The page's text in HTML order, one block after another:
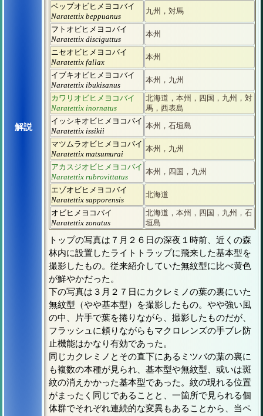
解説
ベップオビヒメヨコバイ
Naratettix beppuanus
九州，対馬
フトオビヒメヨコバイ
Naratettix disciguttus
本州
ニセオビヒメヨコバイ
Naratettix fallax
本州
イブキオビヒメヨコバイ
Naratettix ibukisanus
本州，九州
カワリオビヒメヨコバイ
Naratettix inornatus
北海道，本州，四国，九州，対
馬，西表島
イッシキオビヒメヨコバイ
Naratettix issikii
本州，石垣島
マツムラオビヒメヨコバイ
Naratettix matsumurai
本州，九州
アカスジオビヒメヨコバイ
Naratettix rubrovittatus
本州，四国，九州
エゾオビヒメヨコバイ
Naratettix sapporensis
北海道
オビヒメヨコバイ
Naratettix zonatus
北海道，本州，四国，九州，石
垣島
トップの写真は７月２６日の深夜１時前、近くの森
林内に設置したライトトラップに飛来した基本型を
撮影したもの。従来紹介していた無紋型に比べ黄色
が鮮やかだった。
下の写真は３月２７日にカクレミノの葉の裏にいた
無紋型（やや基本型）を撮影したもの。やや強い風
の中、片手で葉を捲りながら、撮影したものだが、
フラッシュに頼りながらもマクロレンズの手ブレ防
止機能はかなり有効であった。
同じカクレミノとその直下にあるミツバの葉の裏に
も複数の本種が見られ、基本型や無紋型、或いは斑
紋の消えかかった基本型であった。紋の現れる位置
がまったく同じであることと、一箇所で見られる個
体群でそれぞれ連続的な変異もあることから、当ペ